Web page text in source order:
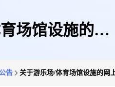
场馆设施的网
告 关于游乐场/体育场馆设施的网